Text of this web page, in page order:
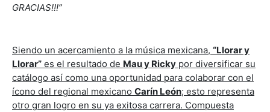
GRACIAS!!!”
Siendo un acercamiento a la música mexicana, “Llorar y
Llorar” es el resultado de Mau y Ricky por diversificar su
catálogo así como una oportunidad para colaborar con el
ícono del regional mexicano Carín León; esto representa
otro gran logro en su ya exitosa carrera. Compuesta